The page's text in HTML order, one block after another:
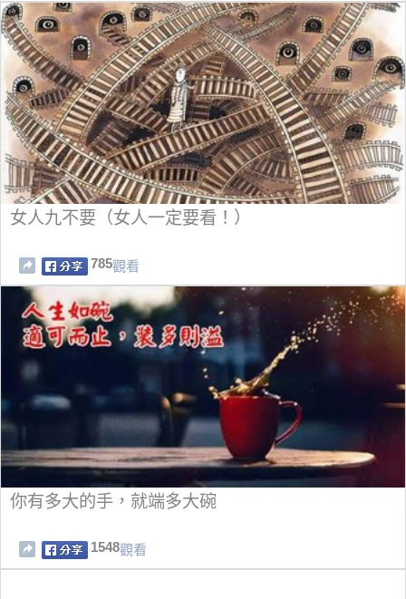
女人九不要（女人一定要看！）
785觀看
你有多大的手，就端多大碗
1548觀看